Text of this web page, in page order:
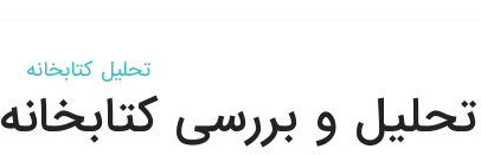
تحلیل کتابخانه
تحلیل و بررسی کتابخانه DS1307RTC.h